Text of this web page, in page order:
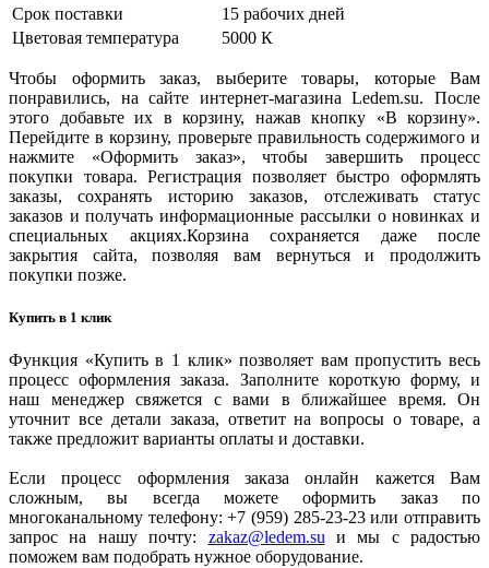
Срок поставки
15 рабочих дней
Цветовая температура
5000 К
Чтобы оформить заказ, выберите товары, которые Вам
понравились, на сайте интернет-магазина Ledem.su. После
этого добавьте их в корзину, нажав кнопку «В корзину».
Перейдите в корзину, проверьте правильность содержимого и
нажмите «Оформить заказ», чтобы завершить процесс
покупки товара. Регистрация позволяет быстро оформлять
заказы, сохранять историю заказов, отслеживать статус
заказов и получать информационные рассылки о новинках и
специальных акциях.Корзина сохраняется даже после
закрытия сайта, позволяя вам вернуться и продолжить
покупки позже.
Купить в 1 клик
Функция «Купить в 1 клик» позволяет вам пропустить весь
процесс оформления заказа. Заполните короткую форму, и
наш менеджер свяжется с вами в ближайшее время. Он
уточнит все детали заказа, ответит на вопросы о товаре, а
также предложит варианты оплаты и доставки.
Если процесс оформления заказа онлайн кажется Вам
сложным, вы всегда можете оформить заказ по
многоканальному телефону: +7 (959) 285-23-23 или отправить
запрос на нашу почту: zakaz@ledem.su и мы с радостью
поможем вам подобрать нужное оборудование.